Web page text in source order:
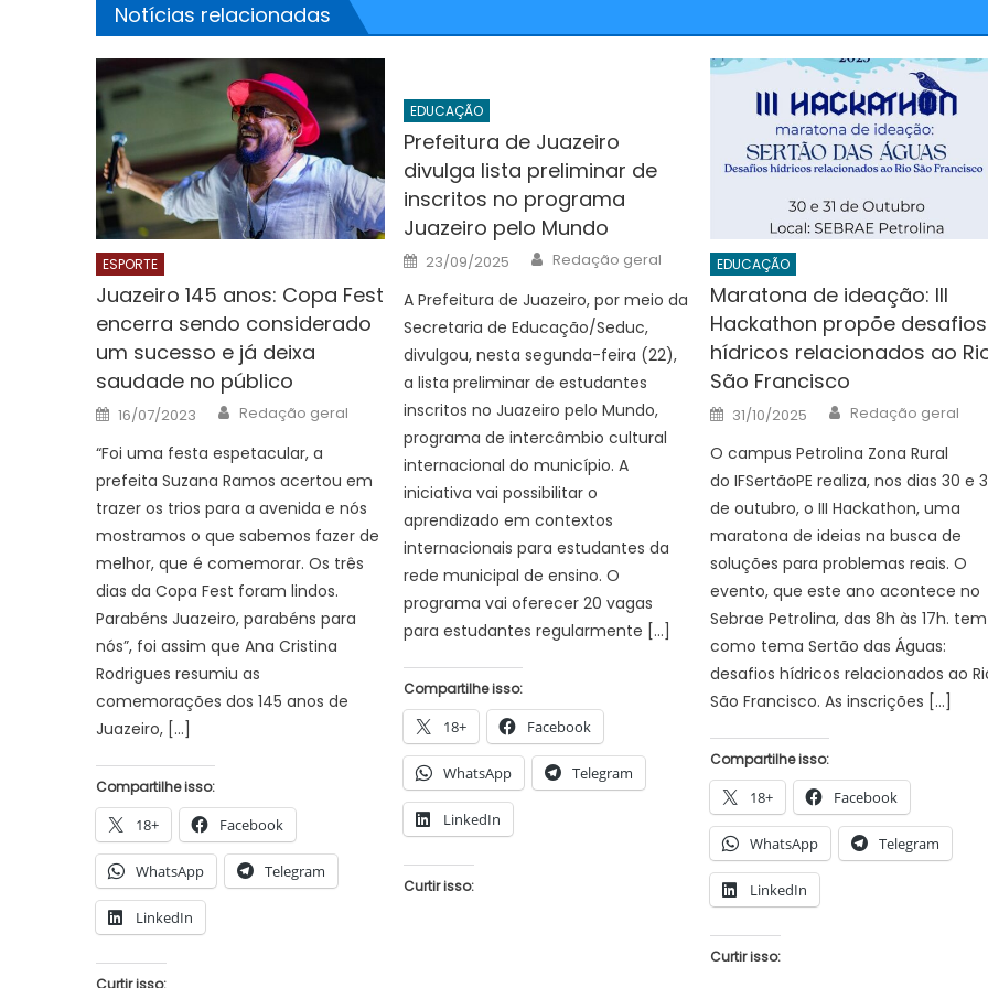
Notícias relacionadas
ESPORTE
Juazeiro 145 anos: Copa Fest
encerra sendo considerado
um sucesso e já deixa
saudade no público
Posted
on
16/07/2023 Author
Redação geral
“Foi uma festa espetacular, a
prefeita Suzana Ramos acertou em
trazer os trios para a avenida e nós
mostramos o que sabemos fazer de
melhor, que é comemorar. Os três
dias da Copa Fest foram lindos.
Parabéns Juazeiro, parabéns para
nós”, foi assim que Ana Cristina
Rodrigues resumiu as
comemorações dos 145 anos de
Juazeiro, […]
Compartilhe isso:
18+ Facebook
WhatsApp Telegram
LinkedIn
Curtir isso:
EDUCAÇÃO
Prefeitura de Juazeiro
divulga lista preliminar de
inscritos no programa
Juazeiro pelo Mundo
Posted
on
23/09/2025 Author
Redação geral
A Prefeitura de Juazeiro, por meio da
Secretaria de Educação/Seduc,
divulgou, nesta segunda-feira (22),
a lista preliminar de estudantes
inscritos no Juazeiro pelo Mundo,
programa de intercâmbio cultural
internacional do município. A
iniciativa vai possibilitar o
aprendizado em contextos
internacionais para estudantes da
rede municipal de ensino. O
programa vai oferecer 20 vagas
para estudantes regularmente […]
Compartilhe isso:
18+ Facebook
WhatsApp Telegram
LinkedIn
Curtir isso:
EDUCAÇÃO
Maratona de ideação: III
Hackathon propõe desafios
hídricos relacionados ao
São Francisco
Posted
on
31/10/2025 Author
Redação geral
O campus Petrolina Zona Rural
do IFSertãoPE realiza, nos dias 30 e
de outubro, o III Hackathon, uma
maratona de ideias na busca de
soluções para problemas reais. O
evento, que este ano acontece no
Sebrae Petrolina, das 8h às 17h. tem
como tema Sertão das Águas:
desafios hídricos relacionados ao
São Francisco. As inscrições […]
Compartilhe isso:
18+ Facebook
WhatsApp Telegram
LinkedIn
Curtir isso: